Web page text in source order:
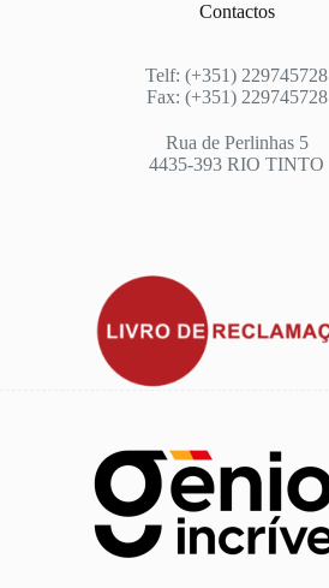
Contactos
Telf: (+351) 229745728
Fax: (+351) 229745728
Rua de Perlinhas 5
4435-393 RIO TINTO